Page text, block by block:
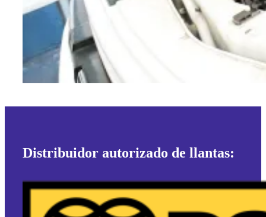
Distribuidor autorizado de llantas: